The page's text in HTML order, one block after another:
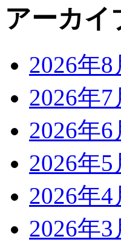
アーカイ
2026年8
2026年7
2026年6
2026年5
2026年4
2026年3